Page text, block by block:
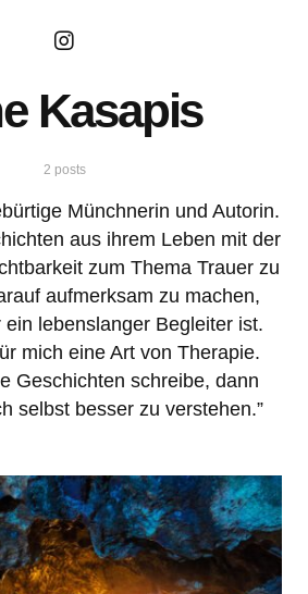
Kasapis
2 posts
Münchnerin und Autorin.
aus ihrem Leben mit der
zum Thema Trauer zu
aufmerksam zu machen,
ein lebenslanger Begleiter ist.
mich eine Art von Therapie.
Geschichten schreibe, dann
selbst besser zu verstehen.”